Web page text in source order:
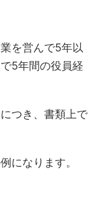
を営んで5年以
5年間の役員経
つき、書類上で
になります。